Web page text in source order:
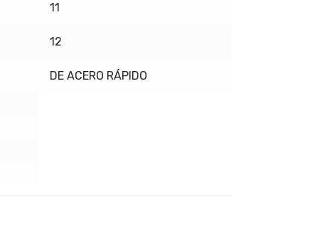
11
12
DE ACERO RÁPIDO